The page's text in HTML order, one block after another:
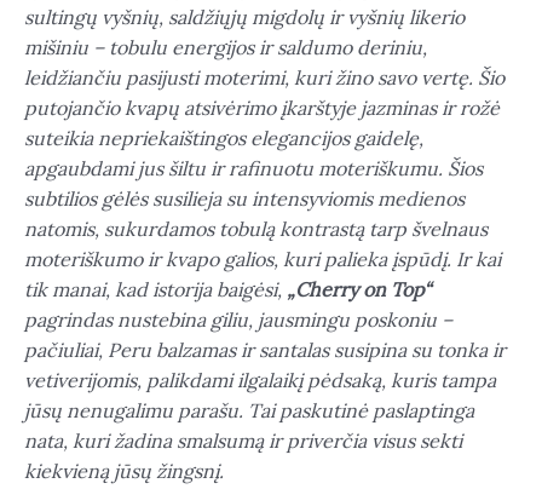
sultingų vyšnių, saldžiųjų migdolų ir vyšnių likerio
mišiniu – tobulu energijos ir saldumo deriniu,
leidžiančiu pasijusti moterimi, kuri žino savo vertę. Šio
putojančio kvapų atsivėrimo įkarštyje jazminas ir rožė
suteikia nepriekaištingos elegancijos gaidelę,
apgaubdami jus šiltu ir rafinuotu moteriškumu. Šios
subtilios gėlės susilieja su intensyviomis medienos
natomis, sukurdamos tobulą kontrastą tarp švelnaus
moteriškumo ir kvapo galios, kuri palieka įspūdį. Ir kai
tik manai, kad istorija baigėsi, „Cherry on Top“
pagrindas nustebina giliu, jausmingu poskoniu –
pačiuliai, Peru balzamas ir santalas susipina su tonka ir
vetiverijomis, palikdami ilgalaikį pėdsaką, kuris tampa
jūsų nenugalimu parašu. Tai paskutinė paslaptinga
nata, kuri žadina smalsumą ir priverčia visus sekti
kiekvieną jūsų žingsnį.